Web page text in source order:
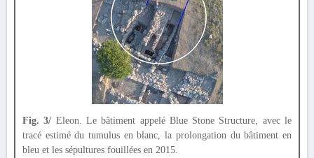
Fig. 3/ Eleon. Le bâtiment appelé Blue Stone Structure, avec le
tracé estimé du tumulus en blanc, la prolongation du bâtiment en
bleu et les sépultures fouillées en 2015.